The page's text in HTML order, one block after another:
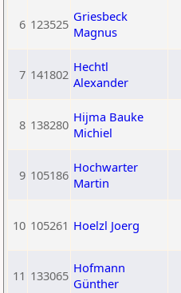
6 123525 Griesbeck
Magnus
7 141802 Hechtl
Alexander
8 138280 Hijma Bauke
Michiel
9 105186 Hochwarter
Martin
10 105261 Hoelzl Joerg
11 133065 Hofmann
Günther